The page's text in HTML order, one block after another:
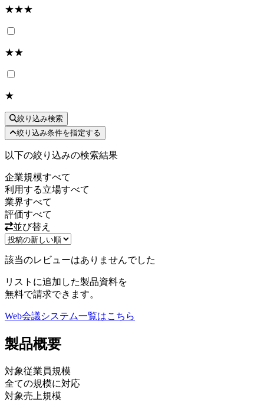
★★★
★★
★
絞り込み検索
絞り込み条件を指定する
以下の絞り込みの検索結果
企業規模すべて
利用する立場すべて
業界すべて
評価すべて
並び替え
該当のレビューはありませんでした
リストに追加した製品資料を
無料で請求できます。
Web会議システム一覧はこちら
製品概要
対象従業員規模
全ての規模に対応
対象売上規模